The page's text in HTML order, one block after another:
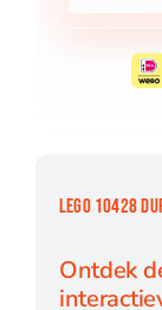
LEGO 10428
Ontdek